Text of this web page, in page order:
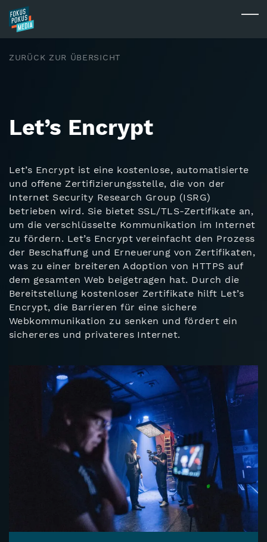
Skip to main content
ZURÜCK ZUR ÜBERSICHT
Let’s Encrypt
Let’s Encrypt ist eine kostenlose, automatisierte
und offene Zertifizierungsstelle, die von der
Internet Security Research Group (ISRG)
betrieben wird. Sie bietet SSL/TLS-Zertifikate an,
um die verschlüsselte Kommunikation im Internet
zu fördern. Let’s Encrypt vereinfacht den Prozess
der Beschaffung und Erneuerung von Zertifikaten,
was zu einer breiteren Adoption von HTTPS auf
dem gesamten Web beigetragen hat. Durch die
Bereitstellung kostenloser Zertifikate hilft Let’s
Encrypt, die Barrieren für eine sichere
Webkommunikation zu senken und fördert ein
sichereres und privateres Internet.